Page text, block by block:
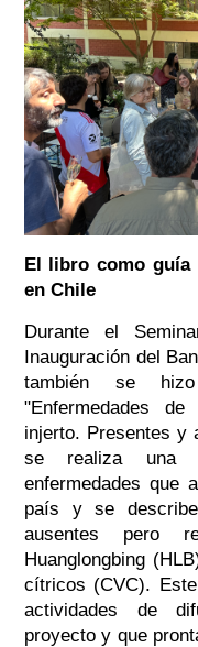
El libro como guía
en Chile
Durante el
Inauguración del
también se
"Enfermedades
injerto. Presentes y
se realiza una
enfermedades que
país y se
ausentes pero
Huanglongbing
cítricos (CVC).
actividades de
proyecto y que